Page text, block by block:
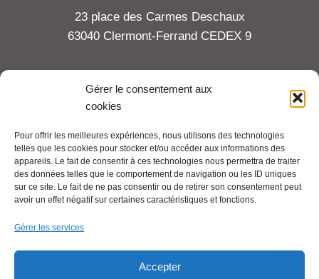
Gérer le consentement aux
cookies
Pour offrir les meilleures expériences, nous utilisons des technologies
telles que les cookies pour stocker et/ou accéder aux informations des
appareils. Le fait de consentir à ces technologies nous permettra de traiter
des données telles que le comportement de navigation ou les ID uniques
sur ce site. Le fait de ne pas consentir ou de retirer son consentement peut
avoir un effet négatif sur certaines caractéristiques et fonctions.
Gérer les services
Accepter
23 place des Carmes Deschaux
63040 Clermont-Ferrand CEDEX 9
Tel : 06 65 27 23 81
Mentions légales
Pour aller plus loin :
Se syndiquer en ligne